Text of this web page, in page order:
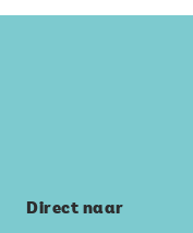
Direct naar